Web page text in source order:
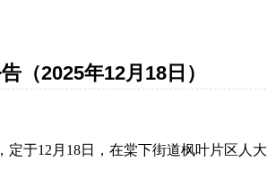
（2025年12月18日）
于12月18日，在棠下街道枫叶片区人大